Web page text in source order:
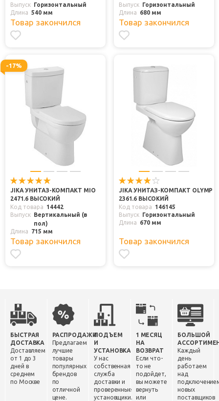
Выпуск Горизонтальный
Длина 540 мм
Товар закончился
Выпуск Горизонтальный
Длина
680 мм
Товар закончился
-17%
JIKA УНИТАЗ-КОМПАКТ MIO
2471.6 ВЫСОКИЙ
Код товара
14442
Выпуск Вертикальный (в
пол)
Длина
715 мм
Товар закончился
JIKA УНИТАЗ-КОМПАКТ OLYMP
2361.6 ВЫСОКИЙ
Код товара
146145
Выпуск Горизонтальный
Длина
670 мм
Товар закончился
БЫСТРАЯ
ДОСТАВКА
Доставляем
от 1 до 3
дней в
среднем
по Москве
РАСПРОДАЖИ
Предлагаем
лучшие
товары
популярных
брендов
по
отличной
цене.
ПОДЪЕМ
И
УСТАНОВКА
У нас
собственная
служба
доставки и
проверенные
установщики.
1 МЕСЯЦ
НА
ВОЗВРАТ
Если что-
то не
подойдет,
вы можете
вернуть
или
БОЛЬШОЙ
Каждый
день
работаем
над
новых
поставщиков